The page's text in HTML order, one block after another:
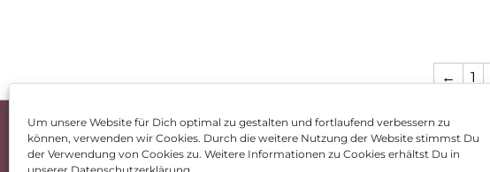
Um unsere Website für Dich optimal zu gestalten und fortlaufend verbessern zu
können, verwenden wir Cookies. Durch die weitere Nutzung der Website stimmst Du
der Verwendung von Cookies zu. Weitere Informationen zu Cookies erhältst Du in
← 1
Impressum AGB Datenschutz